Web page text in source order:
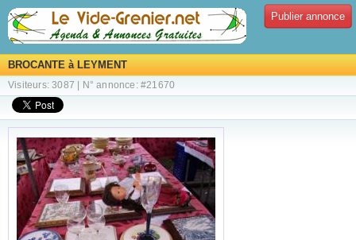
Publier annonce
BROCANTE à LEYMENT
Visiteurs: 3087 | N° annonce: #21670